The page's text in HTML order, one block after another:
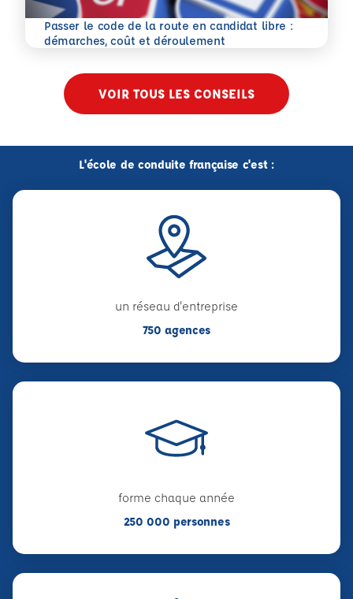
Passer le code de la route en candidat libre :
démarches, coût et déroulement
En savoir plus
VOIR TOUS LES CONSEILS
L'école de conduite française c'est :
un réseau d'entreprise
750 agences
forme chaque année
250 000 personnes